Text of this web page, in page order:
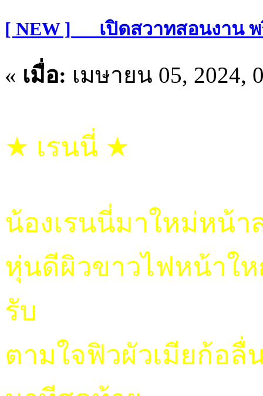
[ NEW ]___เปิดสวาทสอนงาน
« เมื่อ: เมษายน 05, 2024,
★ เรนนี่ ★
น้องเรนนี่มาใหม่หน้า
หุ่นดีผิวขาวไฟหน้าใ
รับ
ตามใจฟิวผัวเมียก้อ